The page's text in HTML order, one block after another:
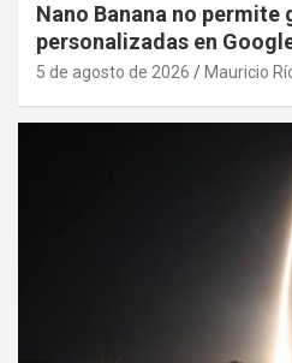
Nano Banana no permite
personalizadas en
5 de agosto de 2026 Mauricio